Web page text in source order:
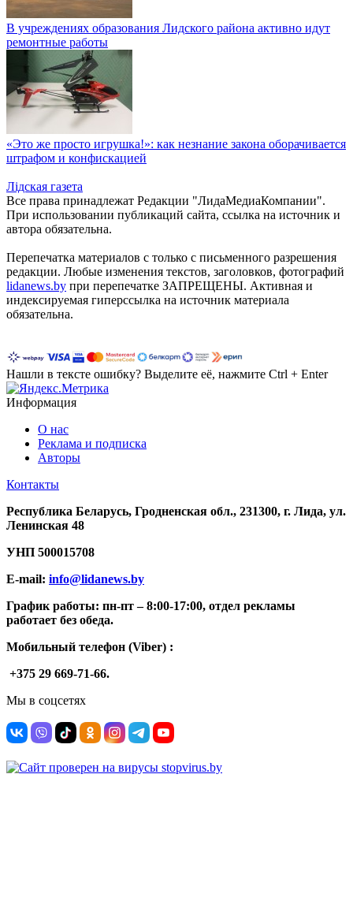
В учреждениях образования Лидского района активно идут
ремонтные работы
«Это же просто игрушка!»: как незнание закона оборачивается
штрафом и конфискацией
Лiдская газета
Все права принадлежат Редакции "ЛидаМедиаКомпании".
При использовании публикаций сайта, ссылка на источник и
автора обязательна.
Перепечатка материалов c только с письменного разрешения
редакции. Любые изменения текстов, заголовков, фотографий
lidanews.by при перепечатке ЗАПРЕЩЕНЫ. Активная и
индексируемая гиперссылка на источник материала
обязательна.
Нашли в тексте ошибку? Выделите её, нажмите Ctrl + Enter
Информация
О нас
Реклама и подписка
Авторы
Контакты
Республика Беларусь, Гродненская обл., 231300, г. Лида, ул.
Ленинская 48
УНП 500015708
E-mail: info@lidanews.by
График работы: пн-пт –8:00-17:00, отдел рекламы
работает без обеда.
Мобильный телефон (Viber) :
+375 29 669-71-66.
Мы в соцсетях